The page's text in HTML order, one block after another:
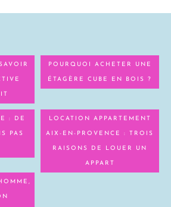
POURQUOI ACHETER UNE
ÉTAGÈRE CUBE EN BOIS ?
: DE
PAS
LOCATION APPARTEMENT
AIX-EN-PROVENCE : TROIS
RAISONS DE LOUER UN
APPART